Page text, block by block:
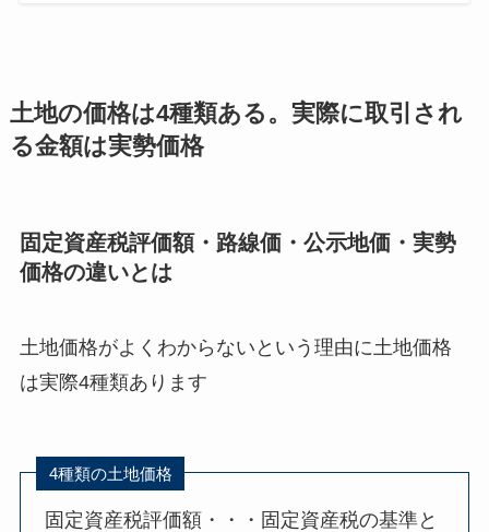
土地の価格は4種類ある。実際に取引され
る金額は実勢価格
固定資産税評価額・路線価・公示地価・実勢
価格の違いとは
土地価格がよくわからないという理由に土地価格
は実際4種類あります
4種類の土地価格
固定資産税評価額・・・固定資産税の基準と